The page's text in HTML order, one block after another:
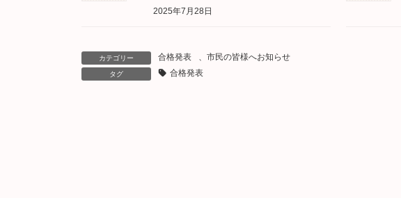
2025年7月28日
カテゴリー 合格発表 、 市民の皆様へお知らせ
タグ 合格発表